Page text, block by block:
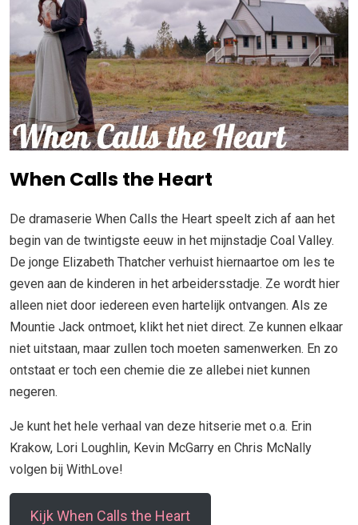
When Calls the Heart
De dramaserie When Calls the Heart speelt zich af aan het
begin van de twintigste eeuw in het mijnstadje Coal Valley.
De jonge Elizabeth Thatcher verhuist hiernaartoe om les te
geven aan de kinderen in het arbeidersstadje. Ze wordt hier
alleen niet door iedereen even hartelijk ontvangen. Als ze
Mountie Jack ontmoet, klikt het niet direct. Ze kunnen elkaar
niet uitstaan, maar zullen toch moeten samenwerken. En zo
ontstaat er toch een chemie die ze allebei niet kunnen
negeren.
Je kunt het hele verhaal van deze hitserie met o.a. Erin
Krakow, Lori Loughlin, Kevin McGarry en Chris McNally
volgen bij WithLove!
Kijk When Calls the Heart